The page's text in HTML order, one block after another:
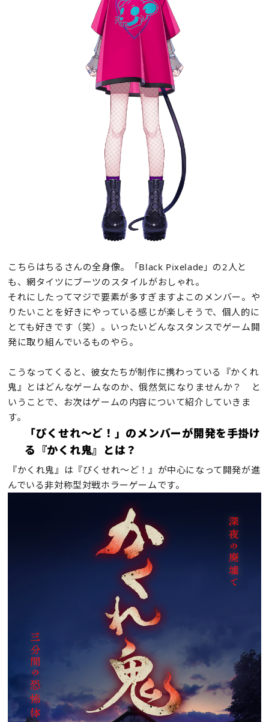
こちらはちるさんの全身像。「Black Pixelade」の2人と
も、網タイツにブーツのスタイルがおしゃれ。
それにしたってマジで要素が多すぎますよこのメンバー。や
りたいことを好きにやっている感じが楽しそうで、個人的に
とても好きです（笑）。いったいどんなスタンスでゲーム開
発に取り組んでいるものやら。
こうなってくると、彼女たちが制作に携わっている『かくれ
鬼』とはどんなゲームなのか、俄然気になりませんか？ と
いうことで、お次はゲームの内容について紹介していきま
す。
「ぴくせれ～ど！」のメンバーが開発を手掛け
る『かくれ鬼』とは？
『かくれ鬼』は『ぴくせれ～ど！』が中心になって開発が進
んでいる非対称型対戦ホラーゲームです。